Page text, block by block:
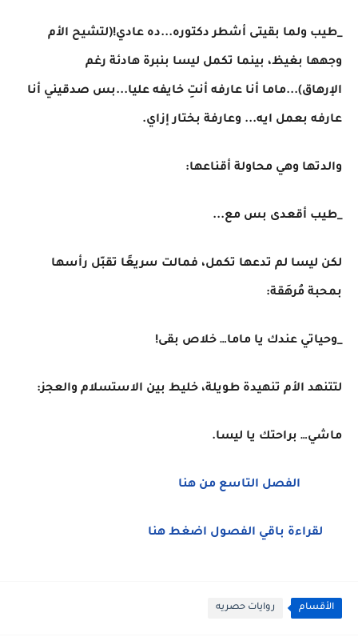
_طيب ولما بقيتى أشطر دكتوره...ده عادي!(لتشيح الأم
وجهها بغيظ، بينما تكمل ليسا بنبرة هادئة رغم
الإرهاق)...ماما أنا عارفه أنتِ خايفه عليا...بس صدقيني أنا
عارفه بعمل ايه... وعارفة بختار إزاي.
والدتها وهي محاولة أقناعها:
_طيب أقعدى بس مع...
لكن ليسا لم تدعها تكمل، فمالت سريعًا تقبّل رأسها
بمحبة مُرهَقة:
_وحياتي عندك يا ماما… خلاص بقى!
لتتنهد الأم تنهيدة طويلة، خليط بين الاستسلام والعجز:
ماشي… براحتك يا ليسا.
الفصل التاسع من هنا
لقراءة باقي الفصول اضغط هنا
الأقسام روايات حصريه